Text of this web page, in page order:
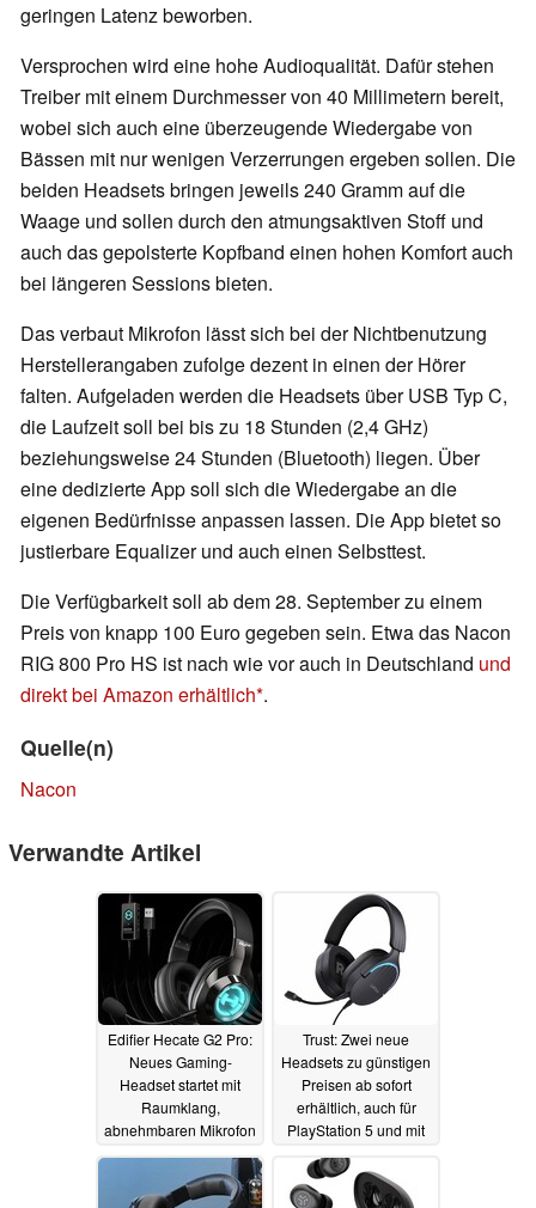
geringen Latenz beworben.
Versprochen wird eine hohe Audioqualität. Dafür stehen
Treiber mit einem Durchmesser von 40 Millimetern bereit,
wobei sich auch eine überzeugende Wiedergabe von
Bässen mit nur wenigen Verzerrungen ergeben sollen. Die
beiden Headsets bringen jeweils 240 Gramm auf die
Waage und sollen durch den atmungsaktiven Stoff und
auch das gepolsterte Kopfband einen hohen Komfort auch
bei längeren Sessions bieten.
Das verbaut Mikrofon lässt sich bei der Nichtbenutzung
Herstellerangaben zufolge dezent in einen der Hörer
falten. Aufgeladen werden die Headsets über USB Typ C,
die Laufzeit soll bei bis zu 18 Stunden (2,4 GHz)
beziehungsweise 24 Stunden (Bluetooth) liegen. Über
eine dedizierte App soll sich die Wiedergabe an die
eigenen Bedürfnisse anpassen lassen. Die App bietet so
justierbare Equalizer und auch einen Selbsttest.
Die Verfügbarkeit soll ab dem 28. September zu einem
Preis von knapp 100 Euro gegeben sein. Etwa das Nacon
RIG 800 Pro HS ist nach wie vor auch in Deutschland und
direkt bei Amazon erhältlich .
Quelle(n)
Nacon
Verwandte Artikel
Edifier Hecate G2 Pro:
Neues Gaming-
Headset startet mit
Raumklang,
abnehmbaren Mikrofon
und RGB-Beleuchtung
01.04.2024
Trust: Zwei neue
Headsets zu günstigen
Preisen ab sofort
erhältlich, auch für
PlayStation 5 und mit
Surround-Sound
17.10.2023